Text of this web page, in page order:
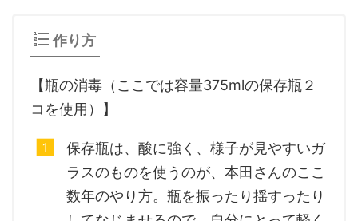
作り方
【瓶の消毒（ここでは容量375mlの保存瓶２
コを使用）】
保存瓶は、酸に強く、様子が見やすいガ
ラスのものを使うのが、本田さんのここ
数年のやり方。瓶を振ったり揺すったり